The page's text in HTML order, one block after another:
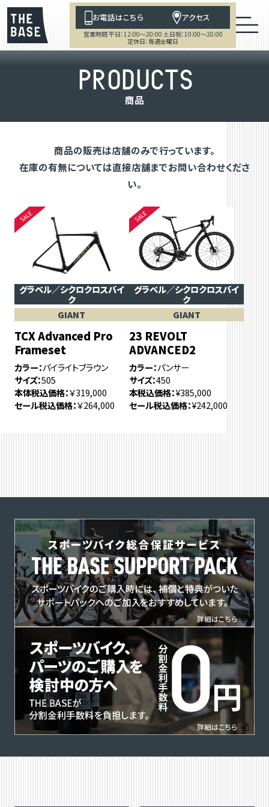
お電話はこちら アクセス
営業時間 平日：12:00～20:00 土日祝：10:00～20:00
定休日：毎週金曜日
PRODUCTS
商品
商品の販売は店舗のみで行っています。
在庫の有無については直接店舗までお問い合わせくださ
い。
グラベル／シクロクロスバイ
ク
GIANT
TCX Advanced Pro
Frameset
カラー パイライトブラウン
サイズ 505
本体税込価格 ￥319,000
セール税込価格 ￥264,000
グラベル／シクロクロスバイ
ク
GIANT
23 REVOLT
ADVANCED2
カラー パンサー
サイズ 450
本税込価格 ¥385,000
セール税込価格 ¥242,000